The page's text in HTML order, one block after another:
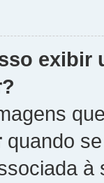
exibir
?
quando
à